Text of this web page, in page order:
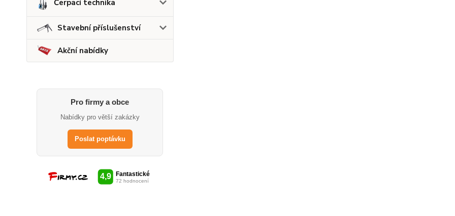
Čerpací technika
Stavební příslušenství
Akční nabídky
Pro firmy a obce
Nabídky pro větší zakázky
Poslat poptávku